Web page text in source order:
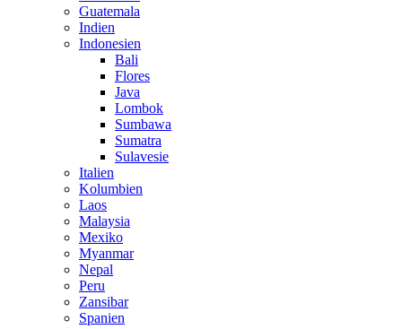
Guatemala
Indien
Indonesien
Bali
Flores
Java
Lombok
Sumbawa
Sumatra
Sulavesie
Italien
Kolumbien
Laos
Malaysia
Mexiko
Myanmar
Nepal
Peru
Zansibar
Spanien